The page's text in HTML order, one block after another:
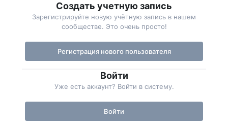
Создать учетную запись
Зарегистрируйте новую учётную запись в нашем
сообществе. Это очень просто!
Регистрация нового пользователя
Войти
Уже есть аккаунт? Войти в систему.
Войти